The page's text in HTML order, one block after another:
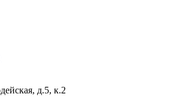
д.5, к.2